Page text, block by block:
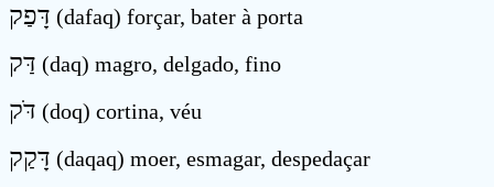
דָּפַק (dafaq) forçar, bater à porta
דַּק (daq) magro, delgado, fino
דֹּק (doq) cortina, véu
דָּקַק (daqaq) moer, esmagar, despedaçar